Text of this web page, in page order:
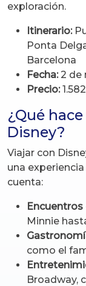
exploración.
Itinerario:
Ponta
Barcelona
Fecha:2 de
Precio:
¿Qué
Disney?
Viajar con
una
cuenta:
Encuentros
Minnie
como el
Broadway,